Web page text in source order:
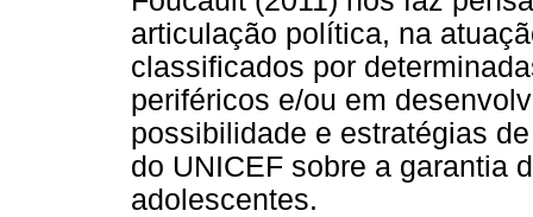
articulação política, na
classificados por
periféricos e/ou em
possibilidade e estratégias
do UNICEF sobre a garantia
adolescentes.